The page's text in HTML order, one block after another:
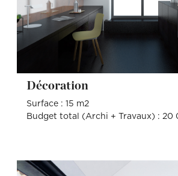
Décoration
Surface : 15 m2
Budget total (Archi + Travaux) : 20